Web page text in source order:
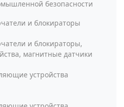
безопасности
и блокираторы
и блокираторы,
магнитные датчики
устройства